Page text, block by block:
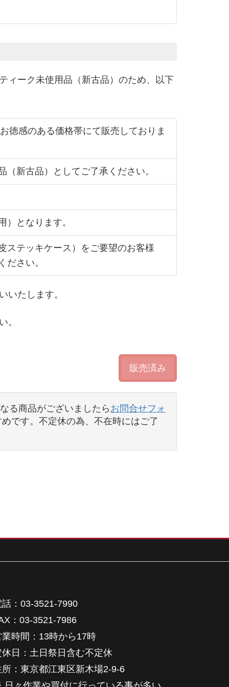
ィーク未使用品（新古品）のため、以下
徳感のある価格帯にて販売しておりま
新古品）としてご了承ください。
となります。
ステッキケース）をご要望のお客様
ださい。
いたします。
。
販売済み
る商品がございましたら お問合せフォ
です。不定休の為、不在時にはご了
話：03-3521-7990
：03-3521-7986
業時間：13時から17時
休日：土日祭日含む不定休
所：東京都江東区新木場2-9-6